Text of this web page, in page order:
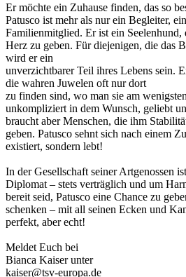
Er möchte ein Zuhause finden, das so
Patusco ist mehr als nur ein Begleiter,
Familienmitglied. Er ist ein Seelenhund,
Herz zu geben. Für diejenigen, die das
wird er ein
unverzichtbarer Teil ihres Lebens sein.
die wahren Juwelen oft nur dort
zu finden sind, wo man sie am
unkompliziert in dem Wunsch, geliebt
braucht aber Menschen, die ihm
geben. Patusco sehnt sich nach einem
existiert, sondern lebt!
In der Gesellschaft seiner Artgenossen
Diplomat – stets verträglich und um
bereit seid, Patusco eine Chance zu
schenken – mit all seinen Ecken und
perfekt, aber echt!
Meldet Euch bei
Bianca Kaiser unter
kaiser@tsv-europa.de